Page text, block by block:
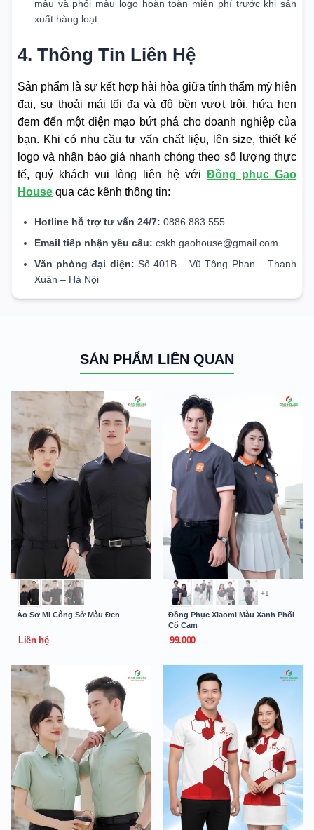
mẫu và phối màu logo hoàn toàn miễn phí trước khi sản
xuất hàng loạt.
4. Thông Tin Liên Hệ
Sản phẩm là sự kết hợp hài hòa giữa tính thẩm mỹ hiện
đại, sự thoải mái tối đa và độ bền vượt trội, hứa hẹn
đem đến một diện mạo bứt phá cho doanh nghiệp của
bạn. Khi có nhu cầu tư vấn chất liệu, lên size, thiết kế
logo và nhận báo giá nhanh chóng theo số lượng thực
tế, quý khách vui lòng liên hệ với Đồng phục Gạo
House qua các kênh thông tin:
Hotline hỗ trợ tư vấn 24/7: 0886 883 555
Email tiếp nhận yêu cầu: cskh.gaohouse@gmail.com
Văn phòng đại diện: Số 401B – Vũ Tông Phan – Thanh
Xuân – Hà Nội
SẢN PHẨM LIÊN QUAN
Áo Sơ Mi Công Sở Màu Đen
Liên hệ
+1
Đồng Phục Xiaomi Màu Xanh Phối
Cổ Cam
99.000